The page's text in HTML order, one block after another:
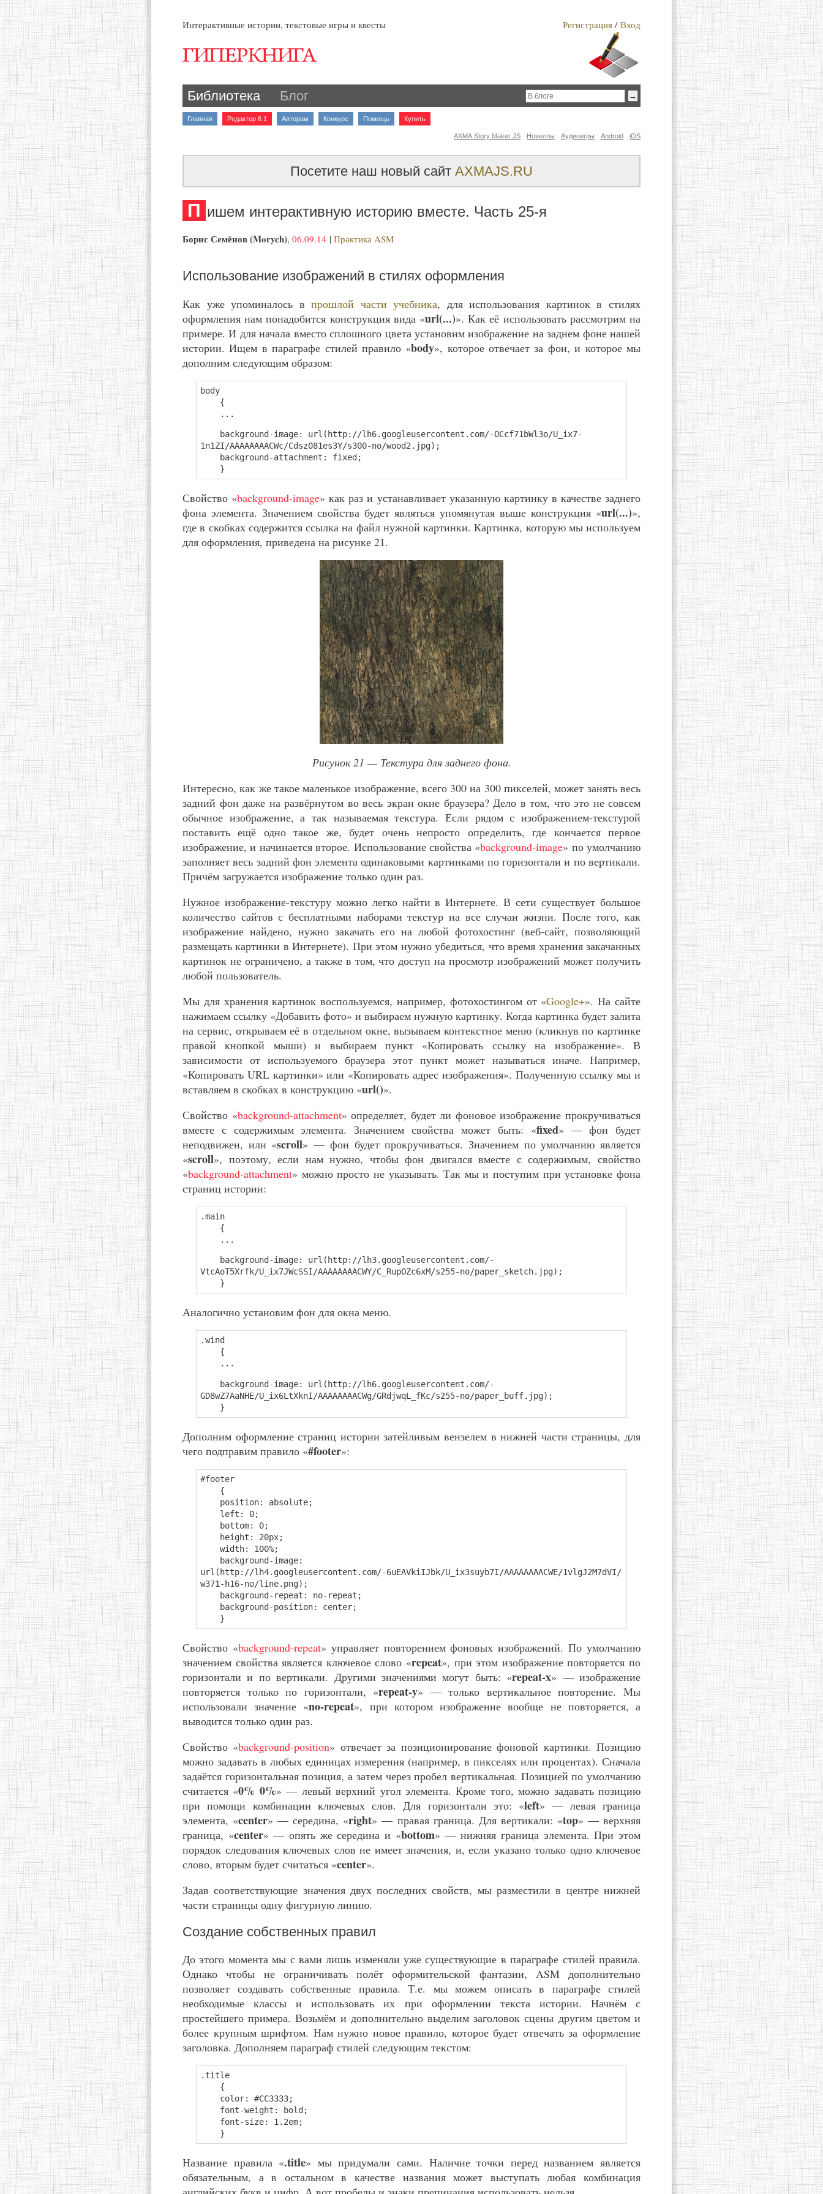
Интерактивные истории, текстовые игры и квесты Регистрация / Вход
Библиотека Блог
Главная Редактор 6.1 Авторам Конкурс Помощь Купить
iOS
Android
Аудиоигры
Новеллы
AXMA Story Maker JS
Посетите наш новый сайт AXMAJS.RU
П ишем интерактивную историю вместе. Часть 25-я
Борис Семёнов (Morych), 06.09.14 | Практика ASM
Использование изображений в стилях оформления
Как уже упоминалось впрошлой части учебника, для использования картинок в стилях
оформления нам понадобится конструкция вида «url(...)». Как её использовать рассмотрим на
примере. И для начала вместо сплошного цвета установим изображение на заднем фоне нашей
истории. Ищем в параграфе стилей правило «body», которое отвечает за фон, и которое мы
дополним следующим образом:
body
{
...
background-image: url(http://lh6.googleusercontent.com/-OCcf71bWl3o/U_ix7-
1n1ZI/AAAAAAAACWc/Cdsz081es3Y/s300-no/wood2.jpg);
background-attachment: fixed;
}
Свойство «background-image» как раз и устанавливает указанную картинку в качестве заднего
фона элемента. Значением свойства будет являться упомянутая выше конструкция «url(...)»,
где в скобках содержится ссылка на файл нужной картинки. Картинка, которую мы используем
для оформления, приведена на рисунке 21.
Рисунок 21 — Текстура для заднего фона.
Интересно, как же такое маленькое изображение, всего 300 на 300 пикселей, может занять весь
задний фон даже на развёрнутом во весь экран окне браузера? Дело в том, что это не совсем
обычное изображение, а так называемая текстура. Если рядом с изображением-текстурой
поставить ещё одно такое же, будет очень непросто определить, где кончается первое
изображение, и начинается второе. Использование свойства «background-image» по умолчанию
заполняет весь задний фон элемента одинаковыми картинками по горизонтали и по вертикали.
Причём загружается изображение только один раз.
Нужное изображение-текстуру можно легко найти в Интернете. В сети существует большое
количество сайтов с бесплатными наборами текстур на все случаи жизни. После того, как
изображение найдено, нужно закачать его на любой фотохостинг (веб-сайт, позволяющий
размещать картинки в Интернете). При этом нужно убедиться, что время хранения закачанных
картинок не ограничено, а также в том, что доступ на просмотр изображений может получить
любой пользователь.
Мы для хранения картинок воспользуемся, например, фотохостингом от «Google+». На сайте
нажимаем ссылку «Добавить фото» и выбираем нужную картинку. Когда картинка будет залита
на сервис, открываем её в отдельном окне, вызываем контекстное меню (кликнув по картинке
правой кнопкой мыши) и выбираем пункт «Копировать ссылку на изображение». В
зависимости от используемого браузера этот пункт может называться иначе. Например,
«Копировать URL картинки» или «Копировать адрес изображения». Полученную ссылку мы и
вставляем в скобках в конструкцию «url()».
Свойство «background-attachment» определяет, будет ли фоновое изображение прокручиваться
вместе с содержимым элемента. Значением свойства может быть: «fixed» — фон будет
неподвижен, или «scroll» — фон будет прокручиваться. Значением по умолчанию является
«scroll», поэтому, если нам нужно, чтобы фон двигался вместе с содержимым, свойство
«background-attachment» можно просто не указывать. Так мы и поступим при установке фона
страниц истории:
.main
{
...
background-image: url(http://lh3.googleusercontent.com/-
VtcAoT5Xrfk/U_ix7JWcSSI/AAAAAAAACWY/C_RupOZc6xM/s255-no/paper_sketch.jpg);
}
Аналогично установим фон для окна меню.
.wind
{
...
background-image: url(http://lh6.googleusercontent.com/-
GD8wZ7AaNHE/U_ix6LtXknI/AAAAAAAACWg/GRdjwqL_fKc/s255-no/paper_buff.jpg);
}
Дополним оформление страниц истории затейливым вензелем в нижней части страницы, для
чего подправим правило «#footer»:
#footer
{
position: absolute;
left: 0;
bottom: 0;
height: 20px;
width: 100%;
background-image:
url(http://lh4.googleusercontent.com/-6uEAVkiIJbk/U_ix3suyb7I/AAAAAAAACWE/1vlgJ2M7dVI/
w371-h16-no/line.png);
background-repeat: no-repeat;
background-position: center;
}
Свойство «background-repeat» управляет повторением фоновых изображений. По умолчанию
значением свойства является ключевое слово «repeat», при этом изображение повторяется по
горизонтали и по вертикали. Другими значениями могут быть: «repeat-x» — изображение
повторяется только по горизонтали, «repeat-y» — только вертикальное повторение. Мы
использовали значение «no-repeat», при котором изображение вообще не повторяется, а
выводится только один раз.
Свойство «background-position» отвечает за позиционирование фоновой картинки. Позицию
можно задавать в любых единицах измерения (например, в пикселях или процентах). Сначала
задаётся горизонтальная позиция, а затем через пробел вертикальная. Позицией по умолчанию
считается «0% 0%» — левый верхний угол элемента. Кроме того, можно задавать позицию
при помощи комбинации ключевых слов. Для горизонтали это: «left» — левая граница
элемента, «center» — середина, «right» — правая граница. Для вертикали: «top» — верхняя
граница, «center» — опять же середина и «bottom» — нижняя граница элемента. При этом
порядок следования ключевых слов не имеет значения, и, если указано только одно ключевое
слово, вторым будет считаться «center».
Задав соответствующие значения двух последних свойств, мы разместили в центре нижней
части страницы одну фигурную линию.
Создание собственных правил
До этого момента мы с вами лишь изменяли уже существующие в параграфе стилей правила.
Однако чтобы не ограничивать полёт оформительской фантазии, ASM дополнительно
позволяет создавать собственные правила. Т.е. мы можем описать в параграфе стилей
необходимые классы и использовать их при оформлении текста истории. Начнём с
простейшего примера. Возьмём и дополнительно выделим заголовок сцены другим цветом и
более крупным шрифтом. Нам нужно новое правило, которое будет отвечать за оформление
заголовка. Дополняем параграф стилей следующим текстом:
.title
{
color: #CC3333;
font-weight: bold;
font-size: 1.2em;
}
Название правила «.title» мы придумали сами. Наличие точки перед названием является
обязательным, а в остальном в качестве названия может выступать любая комбинация